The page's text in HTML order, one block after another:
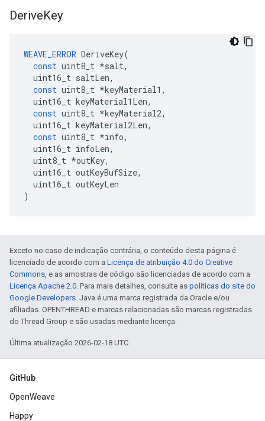
DeriveKey
WEAVE_ERROR DeriveKey(
const uint8_t *salt,
uint16_t saltLen,
const uint8_t *keyMaterial1 ,
uint16_t keyMaterial1Len,
const uint8_t *keyMaterial2,
uint16_t keyMaterial2Len,
const uint8_t *info,
uint16_t infoLen,
uint8_t *outKey,
uint16_t outKeyBufSize,
uint16_t outKeyLen
)
Exceto no caso de indicação contrária, o conteúdo desta página é
licenciado de acordo com a Licença de atribuição 4.0 do Creative
Commons, e as amostras de código são licenciadas de acordo com a
Licença Apache 2.0. Para mais detalhes, consulte as políticas do site do
Google Developers. Java é uma marca registrada da Oracle e/ou
afiliadas. OPENTHREAD e marcas relacionadas são marcas registradas
do Thread Group e são usadas mediante licença.
Última atualização 2026-02-18 UTC.
GitHub
OpenWeave
Happy